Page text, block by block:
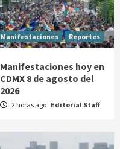
Manifestaciones Reportes
Manifestaciones hoy en
CDMX 8 de agosto del
2026
2 horas ago Editorial Staff